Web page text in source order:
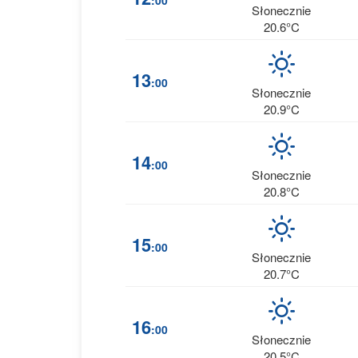
Słonecznie
20.6°C
13:00
Słonecznie
20.9°C
14:00
Słonecznie
20.8°C
15:00
Słonecznie
20.7°C
16:00
Słonecznie